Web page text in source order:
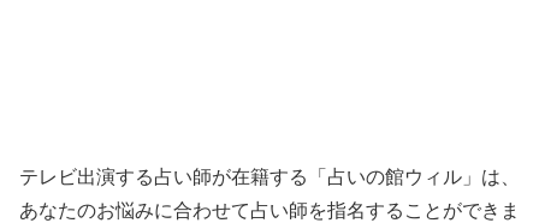
テレビ出演する占い師が在籍する「占いの館ウィル」は、
あなたのお悩みに合わせて占い師を指名することができま